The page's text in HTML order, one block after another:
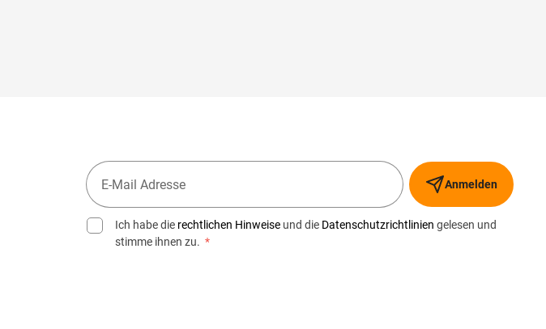
Anmelden
Ich habe die rechtlichen Hinweise und die Datenschutzrichtlinien gelesen und
stimme ihnen zu. *